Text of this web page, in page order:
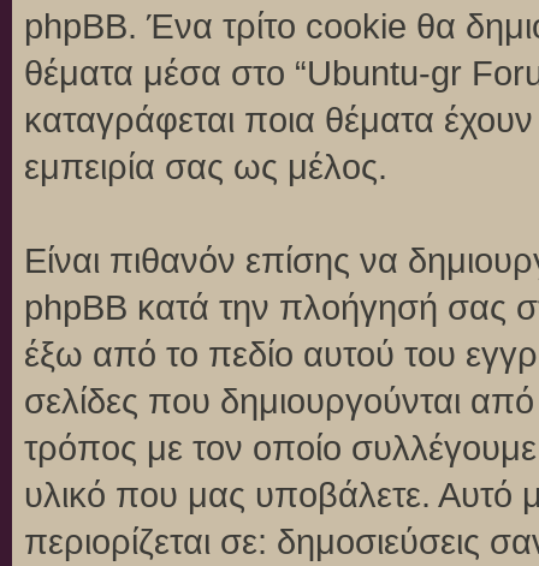
phpBB. Ένα τρίτο cookie θα
θέματα μέσα στο “Ubuntu-gr
καταγράφεται ποια θέματα
εμπειρία σας ως μέλος.
Είναι πιθανόν επίσης να
phpBB κατά την πλοήγησή σας
έξω από το πεδίο αυτού του
σελίδες που δημιουργούνται
τρόπος με τον οποίο
υλικό που μας υποβάλετε. Αυτό
περιορίζεται σε: δημοσιεύσεις